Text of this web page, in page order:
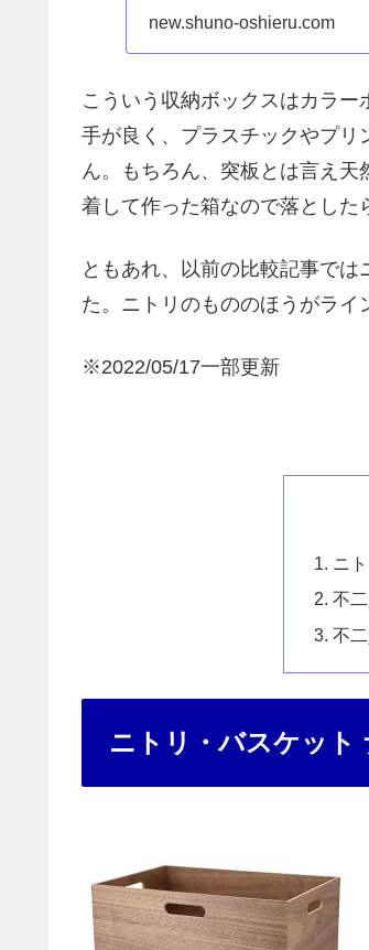
容易
new.shuno-oshieru.com
こういう収納ボックスはカラ
手が良く、プラスチックやプ
ん。もちろん、突板とは言え
着して作った箱なので落とした
ともあれ、以前の比較記事で
た。ニトリのもののほうがライ
※2022/05/17一部更新
ニ
不
不
ニトリ・バスケット